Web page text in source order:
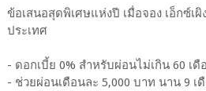
ข้อเสนอสุดพิเศษแห่งปี เมื่อจอง เอ็กซ์เ
ประเทศ
- ดอกเบี้ย 0% สำหรับผ่อนไม่เกิน 60 เ
- ช่วยผ่อนเดือนละ 5,000 บาท นาน 9 เ